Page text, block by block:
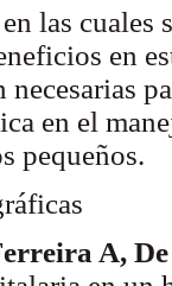
las cuales
en
en el
pequeños.
A,